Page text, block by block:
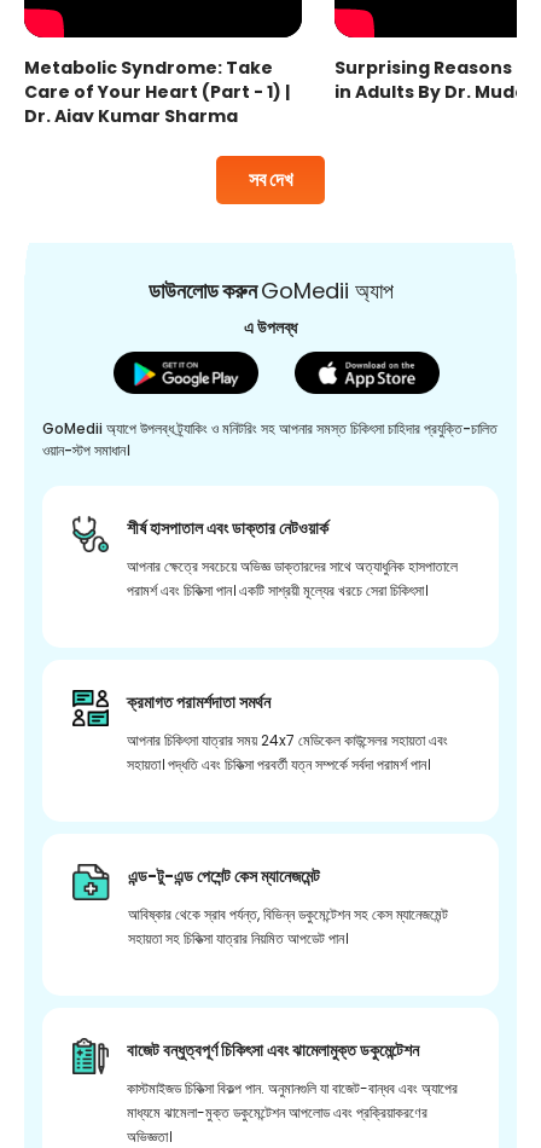
সব দেখ
Metabolic Syndrome: Take
Care of Your Heart (Part - 1) |
Dr. Ajay Kumar Sharma
Surprising Reasons
in Adults By Dr.
ডাউনলোড করুনGoMedii অ্যাপ
এ উপলব্ধ
GoMedii অ্যাপে উপলব্ধ ট্র্যাকিং ও মনিটরিং সহ আপনার সমস্ত চিকিৎসা চাহিদার প্রযুক্তি-চালিত
ওয়ান-স্টপ সমাধান।
শীর্ষ হাসপাতাল এবং ডাক্তার নেটওয়ার্ক
আপনার ক্ষেত্রে সবচেয়ে অভিজ্ঞ ডাক্তারদের সাথে অত্যাধুনিক হাসপাতালে
পরামর্শ এবং চিকিত্সা পান। একটি সাশ্রয়ী মূল্যের খরচে সেরা চিকিৎসা।
ক্রমাগত পরামর্শদাতা সমর্থন
আপনার চিকিৎসা যাত্রার সময় 24x7 মেডিকেল কাউন্সেলর সহায়তা এবং
সহায়তা। পদ্ধতি এবং চিকিত্সা পরবর্তী যত্ন সম্পর্কে সর্বদা পরামর্শ পান।
এন্ড-টু-এন্ড পেশেন্ট কেস ম্যানেজমেন্ট
আবিষ্কার থেকে স্রাব পর্যন্ত, বিভিন্ন ডকুমেন্টেশন সহ কেস ম্যানেজমেন্ট
সহায়তা সহ চিকিত্সা যাত্রার নিয়মিত আপডেট পান।
বাজেট বন্ধুত্বপূর্ণ চিকিৎসা এবং ঝামেলামুক্ত ডকুমেন্টেশন
কাস্টমাইজড চিকিত্সা বিকল্প পান. অনুমানগুলি যা বাজেট-বান্ধব এবং অ্যাপের
মাধ্যমে ঝামেলা-মুক্ত ডকুমেন্টেশন আপলোড এবং প্রক্রিয়াকরণের
অভিজ্ঞতা।